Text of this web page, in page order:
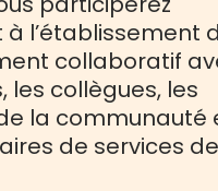
l’établissement
collaboratif
les collègues, les
la communauté
de services de